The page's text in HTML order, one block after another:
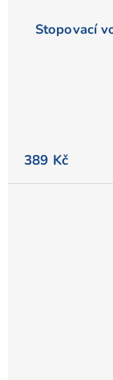
Stopovací
389 Kč